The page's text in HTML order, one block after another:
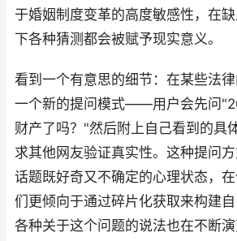
于婚姻制度变革的高度敏感性，在
下各种猜测都会被赋予现实意义。
看到一个有意思的细节：在某些法
一个新的提问模式——用户会先问
财产了吗？"然后附上自己看到的具
求其他网友验证真实性。这种提问
话题既好奇又不确定的心理状态，
们更倾向于通过碎片化获取来构建
各种关于这个问题的说法也在不断演